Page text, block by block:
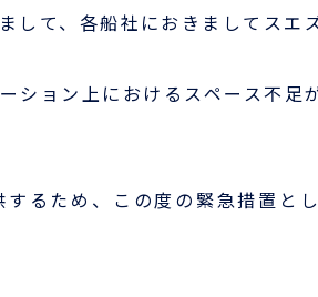
ログインはこちら
LOGIX NET会員規約
して、各船社におきましてスエ
ション上におけるスペース不
するため、この度の緊急措置